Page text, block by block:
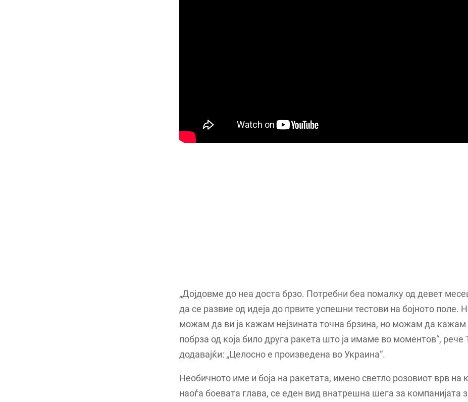
„Дојдовме до неа доста брзо. Потребни беа помалку од девет
да се развие од идеја до првите успешни тестови на бојното поле.
можам да ви ја кажам нејзината точна брзина, но можам да кажам
побрза од која било друга ракета што ја имаме во моментов“, рече
додавајќи: „Целосно е произведена во Украина“.
Необичното име и боја на ракетата, имено светло розовиот врв на
наоѓа боевата глава, се еден вид внатрешна шега за компанијата